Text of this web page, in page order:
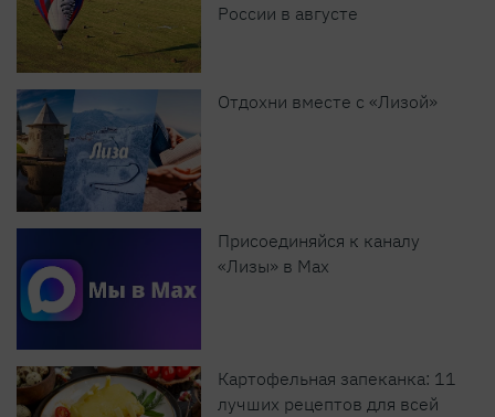
России в августе
Отдохни вместе с «Лизой»
Присоединяйся к каналу
«Лизы» в Max
Картофельная запеканка: 11
лучших рецептов для всей